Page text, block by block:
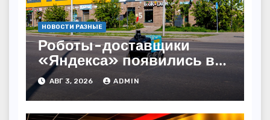
НОВОСТИ РАЗНЫЕ
Роботы-доставщики
«Яндекса» появились в
Казахстане
АВГ 3, 2026 ADMIN